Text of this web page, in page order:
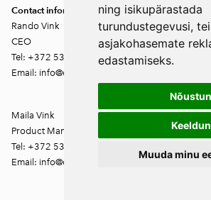
ning isikupärastada
turundustegevusi,
asjakohasemate
edastamiseks.
Nõustun
Keeldun
Muuda minu
Contact information
Rando Vink
CEO
Tel: +372 53444844
Email: info@ebakudoonia.ee
Maila Vink
Product Manager
Tel: +372 53420074
Email: info@ebakudoonia.ee